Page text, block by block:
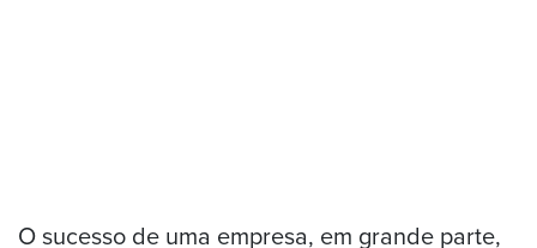
O sucesso de uma empresa, em grande parte,